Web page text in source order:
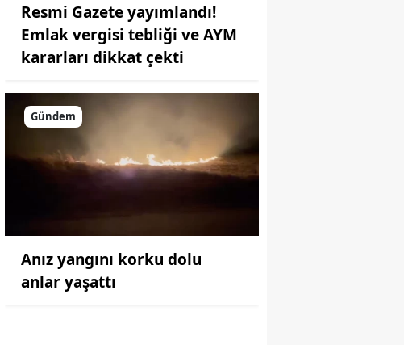
Gönder
Resmi Gazete yayımlandı!
Emlak vergisi tebliği ve AYM
kararları dikkat çekti
Gündem
Anız yangını korku dolu
anlar yaşattı